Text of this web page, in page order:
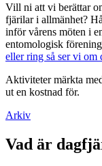
Vill ni att vi berättar
fjärilar i allmänhet?
inför vårens möten i
entomologisk
eller ring så ser vi om
Aktiviteter märkta
ut en kostnad för.
Arkiv
Vad är